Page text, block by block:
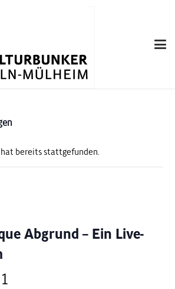
bereits stattgefunden.
Abgrund – Ein Live-